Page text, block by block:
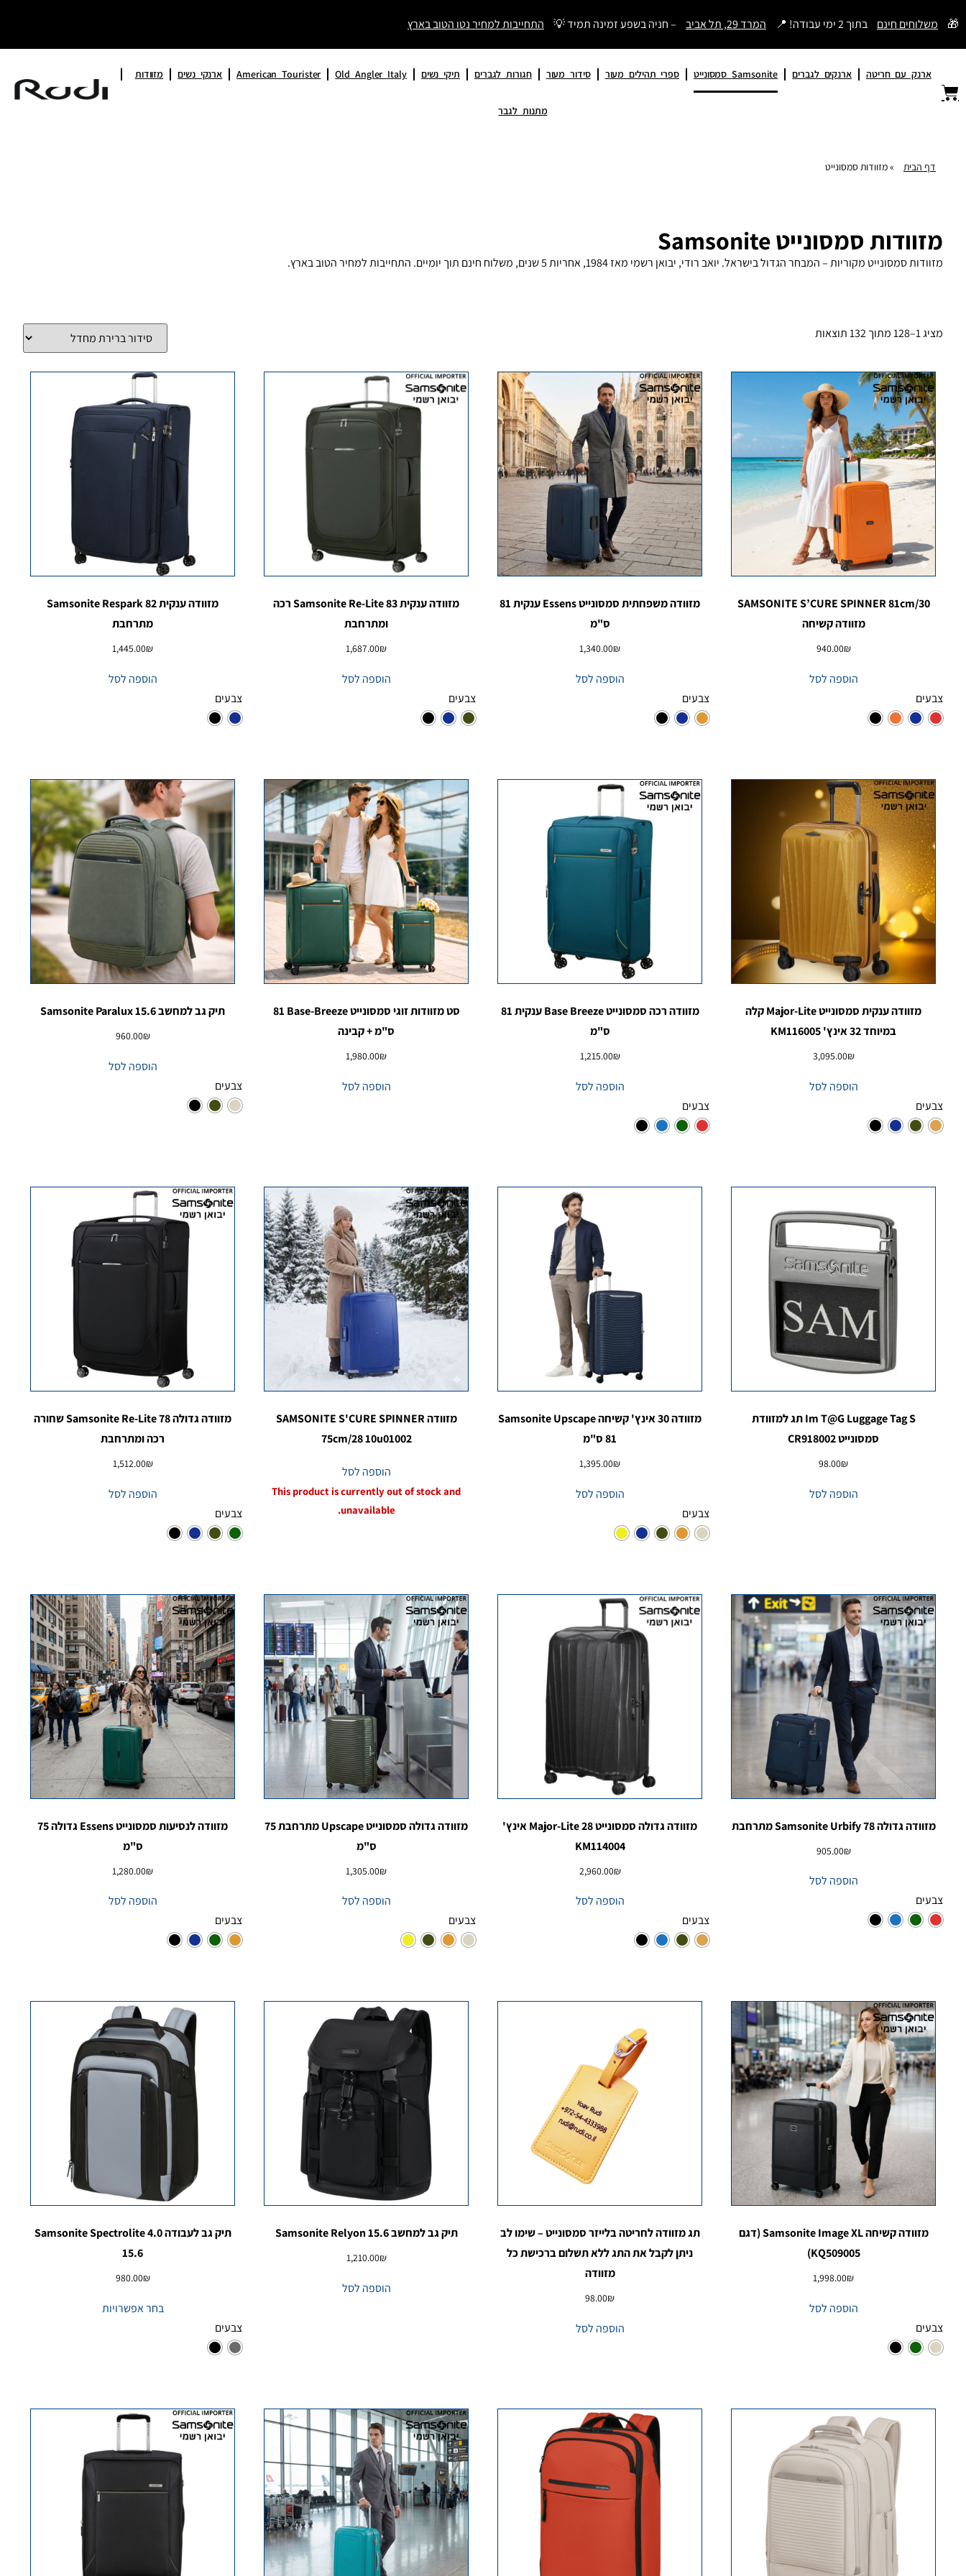
דילוג
🎁 משלוחים חינם בתוך 2 ימי עבודה! 📍 המרד 29, תל אביב – חניה בשפע זמינה תמיד 💡 התחייבות למחיר נטו הטוב בארץ
ארנק עם חריטה ארנקים לגברים Samsonite סמסונייט ספרי תהילים מעור סידור מעור חגורות לגברים תיקי נשים Old Angler Italy
American Tourister ארנקי נשים מזוודות
מתנות לגבר
דף הבית »מזוודות סמסונייט
מזוודות סמסונייט Samsonite
מזוודות סמסונייט מקוריות – המבחר הגדול בישראל. יואב רודי, יבואן רשמי מאז 1984, אחריות 5 שנים, משלוח חינם תוך יומיים. התחייבות למחיר הטוב בארץ.
מציג 1–128 מתוך 132 תוצאות
SAMSONITE S’CURE SPINNER 81cm/30
מזוודה קשיחה
940.00₪
הוספה לסל
צבעים
מזוודה משפחתית סמסונייט Essens ענקית 81
ס"מ
1,340.00₪
הוספה לסל
צבעים
מזוודה ענקית Samsonite Re-Lite 83 רכה
ומתרחבת
1,687.00₪
הוספה לסל
צבעים
מזוודה ענקית Samsonite Respark 82
מתרחבת
1,445.00₪
הוספה לסל
צבעים
מזוודה ענקית סמסונייט Major-Lite קלה
במיוחד 32 אינץ' KM116005
3,095.00₪
הוספה לסל
צבעים
מזוודה רכה סמסונייט Base Breeze ענקית 81
ס"מ
1,215.00₪
הוספה לסל
צבעים
סט מזוודות זוגי סמסונייט Base-Breeze ‏81
ס"מ + קבינה
1,980.00₪
הוספה לסל
תיק גב למחשב Samsonite Paralux 15.6
960.00₪
הוספה לסל
צבעים
Im T@G Luggage Tag S תג למזוודת
סמסונייט CR918002
98.00₪
הוספה לסל
מזוודה 30 אינץ' קשיחה Samsonite Upscape
81 ס"מ
1,395.00₪
הוספה לסל
צבעים
מזוודה SAMSONITE S'CURE SPINNER
75cm/28 10u01002
הוספה לסל
This product is currently out of stock and
unavailable.
מזוודה גדולה Samsonite Re-Lite 78 שחורה
רכה ומתרחבת
1,512.00₪
הוספה לסל
צבעים
מזוודה גדולה Samsonite Urbify 78 מתרחבת
905.00₪
הוספה לסל
צבעים
מזוודה גדולה סמסונייט Major-Lite 28 אינץ'
KM114004
2,960.00₪
הוספה לסל
צבעים
מזוודה גדולה סמסונייט Upscape מתרחבת 75
ס"מ
1,305.00₪
הוספה לסל
צבעים
מזוודה לנסיעות סמסונייט Essens גדולה 75
ס"מ
1,280.00₪
הוספה לסל
צבעים
מזוודה קשיחה Samsonite Image XL (דגם
KQ509005)
1,998.00₪
הוספה לסל
צבעים
תג מזוודה לחריטה בלייזר סמסונייט – שימו לב
ניתן לקבל את התג ללא תשלום ברכישת כל
מזוודה
98.00₪
הוספה לסל
תיק גב למחשב Samsonite Relyon 15.6
1,210.00₪
הוספה לסל
תיק גב לעבודה Samsonite Spectrolite 4.0
15.6
980.00₪
בחר אפשרויות
צבעים